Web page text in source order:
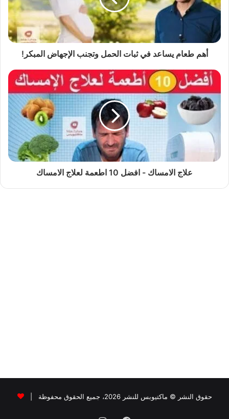
أهم طعام يساعد في ثبات الحمل وتجنب الإجهاض المبكر!
علاج الامساك - افضل 10 اطعمة لعلاج الامساك
حقوق النشر © ماكتيوبس للنشر 2026، جميع الحقوق محفوظة |